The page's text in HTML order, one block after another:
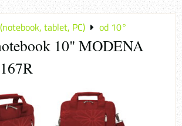
tablet, PC) od 10°
10" MODENA